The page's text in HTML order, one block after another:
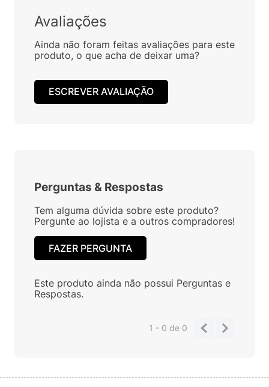
Avaliações
Ainda não foram feitas avaliações para este
produto, o que acha de deixar uma?
ESCREVER AVALIAÇÃO
Perguntas & Respostas
Tem alguma dúvida sobre este produto?
Pergunte ao lojista e a outros compradores!
FAZER PERGUNTA
Este produto ainda não possui Perguntas e
Respostas.
1 - 0de 0